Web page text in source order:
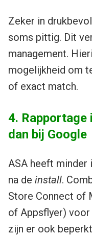
Zeker in
soms pittig. Dit
management.
mogelijkheid om
of exact match.
4. Rapportage
dan bij Google
ASA heeft minder
na de install.
Store Connect of
of Appsflyer) voor
zijn er ook